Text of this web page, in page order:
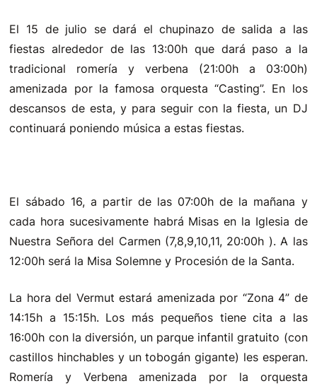
El 15 de julio se dará el chupinazo de salida a las
fiestas alrededor de las 13:00h que dará paso a la
tradicional romería y verbena (21:00h a 03:00h)
amenizada por la famosa orquesta “Casting”. En los
descansos de esta, y para seguir con la fiesta, un DJ
continuará poniendo música a estas fiestas.
El sábado 16, a partir de las 07:00h de la mañana y
cada hora sucesivamente habrá Misas en la Iglesia de
Nuestra Señora del Carmen (7,8,9,10,11, 20:00h ). A las
12:00h será la Misa Solemne y Procesión de la Santa.
La hora del Vermut estará amenizada por “Zona 4” de
14:15h a 15:15h. Los más pequeños tiene cita a las
16:00h con la diversión, un parque infantil gratuito (con
castillos hinchables y un tobogán gigante) les esperan.
Romería y Verbena amenizada por la orquesta